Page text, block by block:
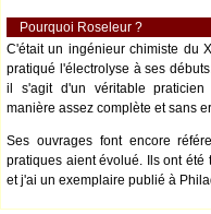
Pourquoi Roseleur ?
C'était un ingénieur chimiste du
pratiqué l'électrolyse à ses
il s'agit d'un véritable
manière assez complète et sans
Ses ouvrages font encore
pratiques aient évolué. Ils ont
et j'ai un exemplaire publié à